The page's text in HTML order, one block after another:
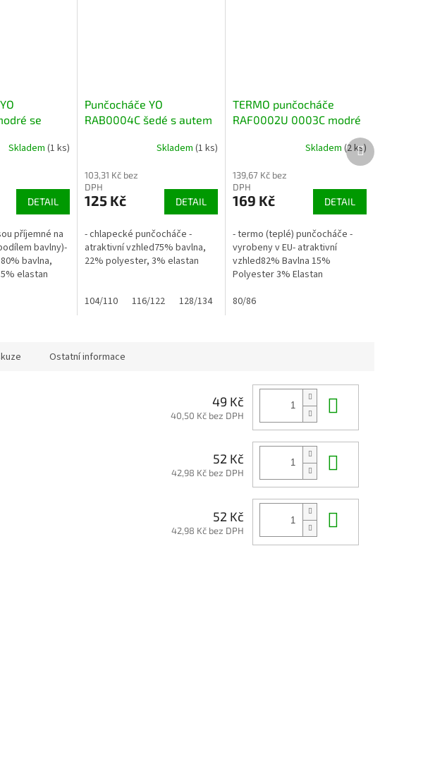
se
Skladem (1 ks)
DETAIL
příjemné na
bavlny)-
bavlna,
elastan
Punčocháče YO
RAB0004C šedé s autem
Skladem(1 ks)
103,31 Kč bez
DPH
125 Kč DETAIL
- chlapecké punčocháče -
atraktivní vzhled75% bavlna,
22% polyester, 3% elastan
104/110 116/122 128/134
TERMO punčocháče
RAF0002U 0003C modré
Skladem (2 ks)
139,67 Kč bez
DPH
169 Kč DETAIL
- termo (teplé) punčocháče -
vyrobeny v EU- atraktivní
vzhled82% Bavlna 15%
Polyester 3% Elastan
80/86
Další
produkt
Ostatní informace
49 Kč
40,50 Kč bez DPH
52 Kč
42,98 Kč bez DPH
52 Kč
42,98 Kč bez DPH